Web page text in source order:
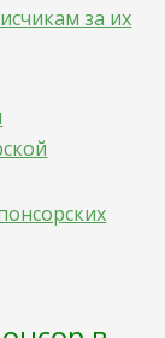
за их